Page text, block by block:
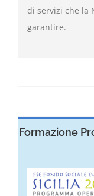
di servizi che la
garantire.
Formazione